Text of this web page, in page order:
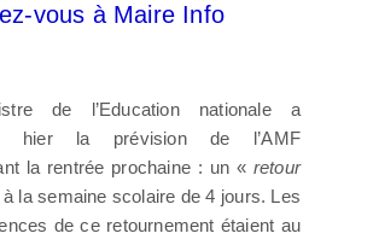
vous à Maire Info
de l’Education nationale a
hier la prévision de l’AMF
la rentrée prochaine : un « retour
la semaine scolaire de 4 jours. Les
de ce retournement étaient au